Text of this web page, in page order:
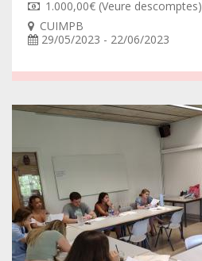
1.000,00€ (Veure descomptes)
CUIMPB
29/05/2023 - 22/06/2023